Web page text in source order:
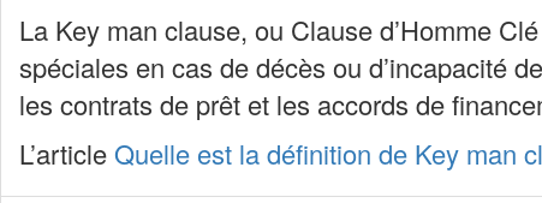
La Key man clause, ou Clause d’Homme
spéciales en cas de décès ou d’incapacité
les contrats de prêt et les accords de
L’articleQuelle est la définition de Key man